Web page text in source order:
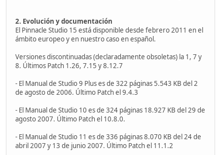
2. Evolución y documentación
El Pinnacle Studio 15 está disponible desde febrero 2011 en el
ámbito europeo y en nuestro caso en español.
Versiones discontinuadas (declaradamente obsoletas) la 1, 7 y
8. Últimos Patch 1.26, 7.15 y 8.12.7
- El Manual de Studio 9 Plus es de 322 páginas 5.543 KB del 2
de agosto de 2006. Último Patch el 9.4.3
- El Manual de Studio 10 es de 324 páginas 18.927 KB del 29 de
agosto 2007. Último Patch el 10.8.0.
- El Manual de Studio 11 es de 336 páginas 8.070 KB del 24 de
abril 2007 y 13 de junio 2007. Último Patch el 11.1.2